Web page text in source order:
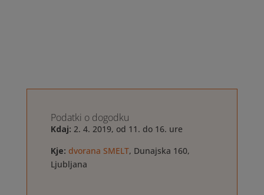
Podatki o dogodku
Kdaj: 2. 4. 2019, od 11. do 16. ure
Kje: dvorana SMELT, Dunajska 160,
Ljubljana